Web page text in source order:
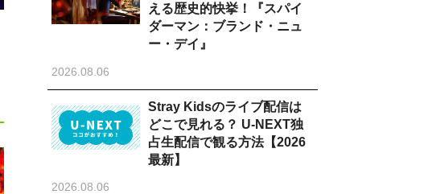
える歴史的快挙！『スパイ
ダーマン：ブランド・ニュ
ー・デイ』
2026.08.06
Stray Kidsのライブ配信は
どこで見れる？ U-NEXT独
占生配信で観る方法【2026
最新】
2026.08.06